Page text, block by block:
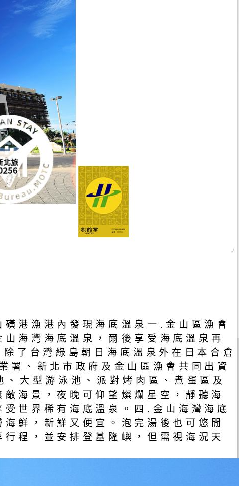
港漁港內發現海底溫泉一.金山區漁會
海灣海底溫泉，爾後享受海底溫泉再
了台灣綠島朝日海底溫泉外在日本合倉
署、新北市政府及金山區漁會共同出資
大型游泳池、派對烤肉區、煮蛋區及
海景，夜晚可仰望燦爛星空，靜聽海
世界稀有海底溫泉。四.金山海灣海底
鮮，新鮮又便宜。泡完湯後也可悠閒
程，並安排登基隆嶼，但需視海況天